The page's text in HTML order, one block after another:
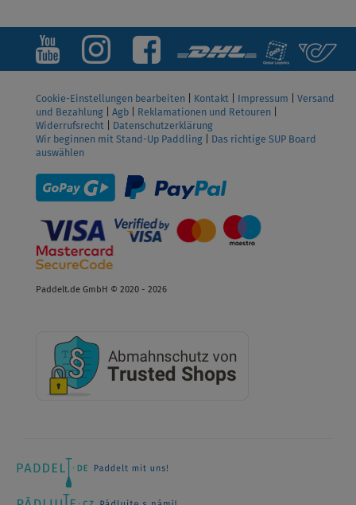
ANZEIGEN
Cookie-Einstellungen bearbeiten Kontakt Impressum
Versand
und Bezahlung
Agb Reklamationen und Retouren
Widerrufsrecht
Datenschutzerklärung
Wir beginnen mit Stand-Up Paddling
Das richtige SUP Board
auswählen
Paddelt.de GmbH © 2020 - 2026